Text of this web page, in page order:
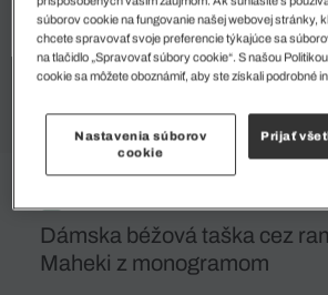
Dámska béžová taška cez
Maheki z monogramom
súborov cookie na fungovanie našej webovej stránky,
chcete spravovať svoje preferencie týkajúce sa
na tlačidlo „Spravovať súbory cookie“. S našou
cookie sa môžete oboznámiť, aby ste získali podrobné
Nastavenia súborov
cookie
Prijať